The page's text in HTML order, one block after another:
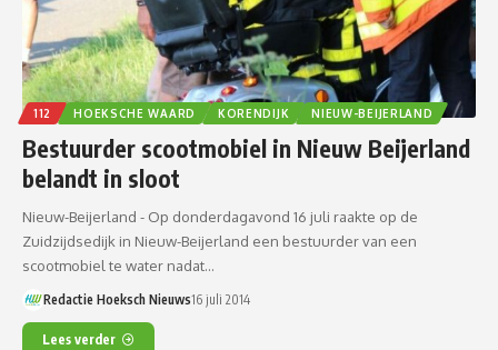
112 HOEKSCHE WAARD KORENDIJK NIEUW-BEIJERLAND
Bestuurder scootmobiel in Nieuw Beijerland
belandt in sloot
Nieuw-Beijerland - Op donderdagavond 16 juli raakte op de
Zuidzijdsedijk in Nieuw-Beijerland een bestuurder van een
scootmobiel te water nadat…
Redactie Hoeksch Nieuws16 juli 2014
Lees verder